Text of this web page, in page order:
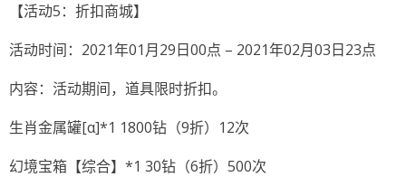
【活动5：折扣商城】
活动时间：2021年01月29日00点 – 2021年02月03日23点
内容：活动期间，道具限时折扣。
生肖金属罐[α]*1 1800钻（9折）12次
幻境宝箱【综合】*1 30钻（6折）500次